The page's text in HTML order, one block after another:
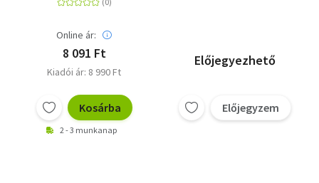
Online ár:
8 091 Ft
Kiadói ár: 8 990 Ft
Kosárba
2 - 3 munkanap
Előjegyezhető
Előjegyzem